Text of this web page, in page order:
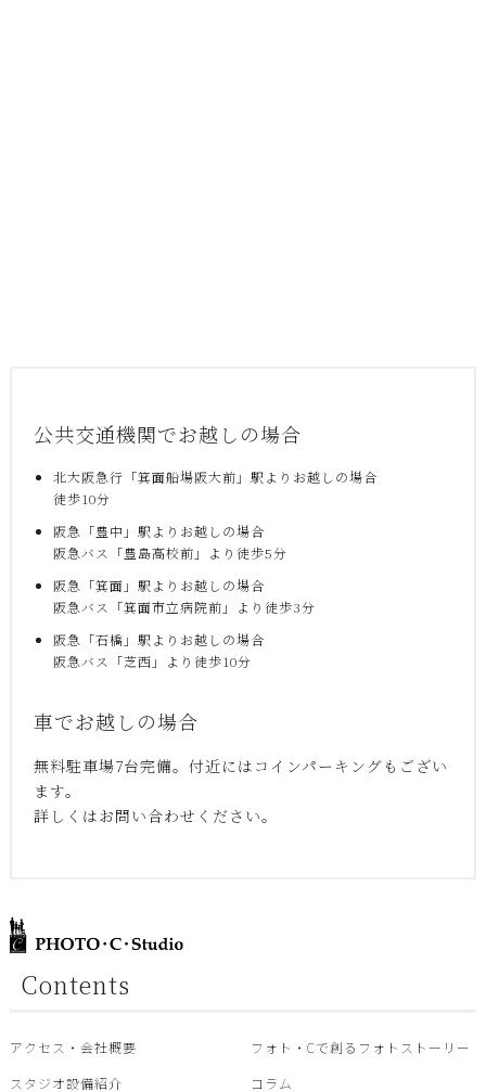
公共交通機関でお越しの場合
北大阪急行「箕面船場阪大前」駅よりお越しの場合
徒歩10分
阪急「豊中」駅よりお越しの場合
阪急バス「豊島高校前」より徒歩5分
阪急「箕面」駅よりお越しの場合
阪急バス「箕面市立病院前」より徒歩3分
阪急「石橋」駅よりお越しの場合
阪急バス「芝西」より徒歩10分
車でお越しの場合
無料駐車場7台完備。付近にはコインパーキングもござい
ます。
詳しくはお問い合わせください。
Contents
アクセス・会社概要
スタジオ設備紹介
フォト・Cで創るフォトストーリー
コラム